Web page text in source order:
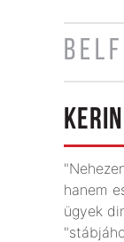
hanem
ügyek